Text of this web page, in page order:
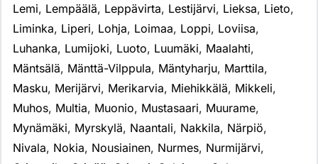
Lemi, Lempäälä, Leppävirta, Lestijärvi, Lieksa, Lieto,
Liminka, Liperi, Lohja, Loimaa, Loppi, Loviisa,
Luhanka, Lumijoki, Luoto, Luumäki, Maalahti,
Mäntsälä, Mänttä-Vilppula, Mäntyharju, Marttila,
Masku, Merijärvi, Merikarvia, Miehikkälä, Mikkeli,
Muhos, Multia, Muonio, Mustasaari, Muurame,
Mynämäki, Myrskylä, Naantali, Nakkila, Närpiö,
Nivala, Nokia, Nousiainen, Nurmes, Nurmijärvi,